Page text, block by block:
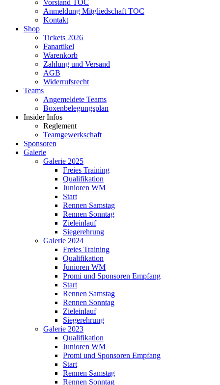
Vorstand TOC
Anmeldung Mitgliedschaft TOC
Kontakt
Shop
Tickets 2026
Fanartikel
Warenkorb
Zahlung und Versand
AGB
Widerrufsrecht
Teams
Angemeldete Teams
Boxenbelegungsplan
Insider Infos
Reglement
Teamgewerkschaft
Sponsoren
Galerie
Galerie 2025
Freies Training
Qualifikation
Junioren WM
Start
Rennen Samstag
Rennen Sonntag
Zieleinlauf
Siegerehrung
Galerie 2024
Freies Training
Qualifikation
Junioren WM
Promi und Sponsoren Empfang
Start
Rennen Samstag
Rennen Sonntag
Zieleinlauf
Siegerehrung
Galerie 2023
Qualifikation
Junioren WM
Promi und Sponsoren Empfang
Start
Rennen Samstag
Rennen Sonntag